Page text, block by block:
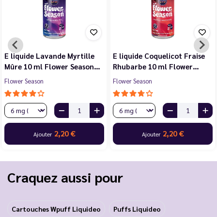
E liquide Violette Cerise
Noire Cassis 10 ml Flower…
Flower Season
Ajouter 2,20 €
E liquide Jasmin Pêche
Blanche Abricot 10 ml…
Flower Season
Ajouter 2,20 €
Craquez aussi pour
Cartouches Wpuff Liquideo Puffs Liquideo